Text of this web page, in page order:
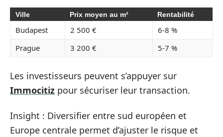
Ville Prix moyen au m² Rentabilité
Budapest 2 500 €
6-8 %
Prague
3 200 € 5-7 %
Les investisseurs peuvent s’appuyer sur
Immocitiz pour sécuriser leur transaction.
Insight : Diversifier entre sud européen et
Europe centrale permet d’ajuster le risque et